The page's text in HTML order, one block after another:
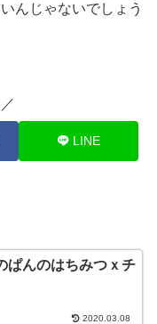
んじゃないでしょう
LINE
ぱんのはちみつｘチ
2020.03.08